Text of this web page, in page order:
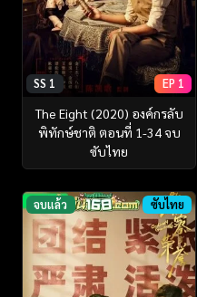
SS 1 EP 1
The Eight (2020) องค์กรลับ
พิทักษ์ชาติ ตอนที่ 1-34 จบ
ซับไทย
จบแล้ว ซับไทย